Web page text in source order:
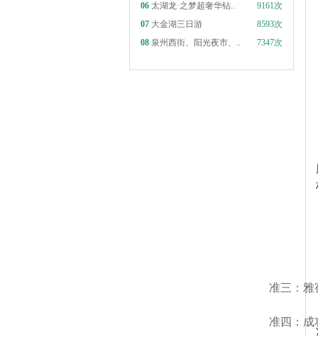
06 太湖龙·之梦超奢华钻..
9161次
07 大金湖三日游
8593次
08 泉州西街、阳光夜市、.. 7347次
准三：雅
准四：成